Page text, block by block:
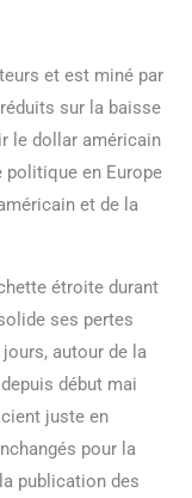
et est miné par
sur la baisse
le dollar américain
politique en Europe
et de la
étroite durant
ses pertes
autour de la
début mai
juste en
pour la
publication des